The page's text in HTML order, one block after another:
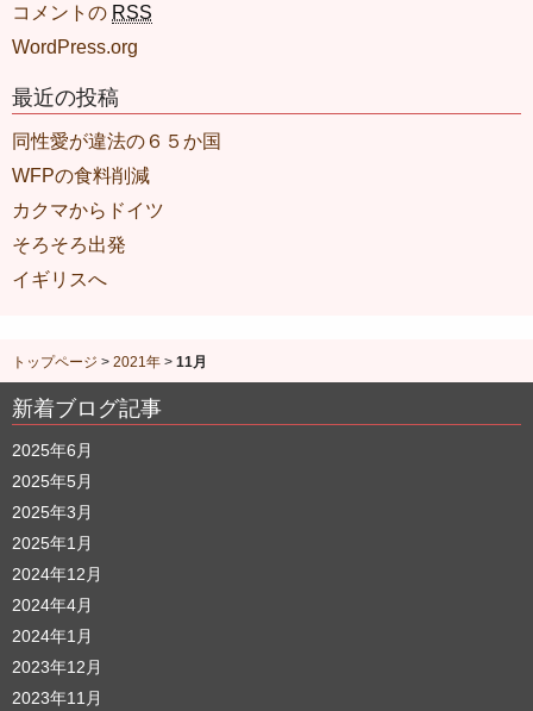
コメントの RSS
WordPress.org
最近の投稿
同性愛が違法の６５か国
WFPの食料削減
カクマからドイツ
そろそろ出発
イギリスへ
トップページ > 2021年 > 11月
新着ブログ記事
2025年6月
2025年5月
2025年3月
2025年1月
2024年12月
2024年4月
2024年1月
2023年12月
2023年11月